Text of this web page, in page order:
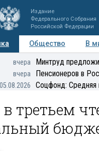
Издание
Федерального Собрания
Российской Федерации
Общество В
Мнения Регионы
вчера Минтруд
вчера Пенсионеров в
05.08.2026 Соцфонд: Средняя
третьем